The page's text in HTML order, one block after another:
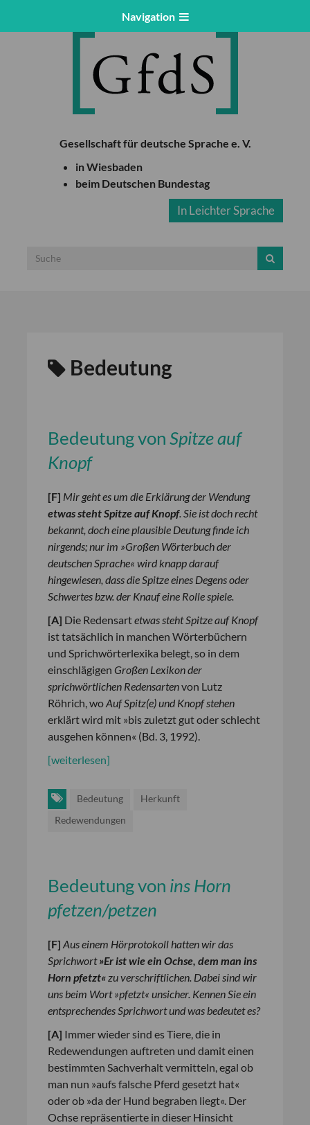
Navigation
Gesellschaft für deutsche Sprache e. V.
in Wiesbaden
beim Deutschen Bundestag
In Leichter Sprache
Bedeutung
Bedeutung vonSpitze auf
Knopf
[F] Mir geht es um die Erklärung der Wendung
etwas steht Spitze auf Knopf. Sie ist doch recht
bekannt, doch eine plausible Deutung finde ich
nirgends; nur im »Großen Wörterbuch der
deutschen Sprache« wird knapp darauf
hingewiesen, dass die Spitze eines Degens oder
Schwertes bzw. der Knauf eine Rolle spiele.
[A] Die Redensartetwas steht Spitze auf Knopf
ist tatsächlich in manchen Wörterbüchern
und Sprichwörterlexika belegt, so in dem
einschlägigen Großen Lexikon der
sprichwörtlichen Redensartenvon Lutz
Röhrich, woAuf Spitz(e) und Knopf stehen
erklärt wird mit »bis zuletzt gut oder schlecht
ausgehen können« (Bd. 3, 1992).
[weiterlesen]
Bedeutung
Herkunft
Redewendungen
Bedeutung von ins Horn
pfetzen/petzen
[F] Aus einem Hörprotokoll hatten wir das
Sprichwort»Er ist wie ein Ochse, dem man ins
Horn pfetzt«zu verschriftlichen. Dabei sind wir
uns beim Wort »pfetzt« unsicher. Kennen Sie ein
entsprechendes Sprichwort und was bedeutet es?
[A] Immer wieder sind es Tiere, die in
Redewendungen auftreten und damit einen
bestimmten Sachverhalt vermitteln, egal ob
man nun »aufs falsche Pferd gesetzt hat«
oder ob »da der Hund begraben liegt«. Der
Ochse repräsentierte in dieser Hinsicht